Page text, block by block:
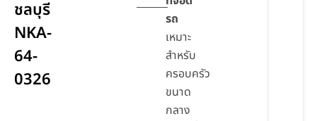
ชลบุรี
NKA-
64-
0326
รถ
เหมาะ
สำหรับ
ครอบครัว
ขนาด
กลาง